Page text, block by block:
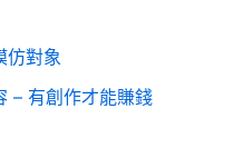
仿對象
– 有創作才能賺錢